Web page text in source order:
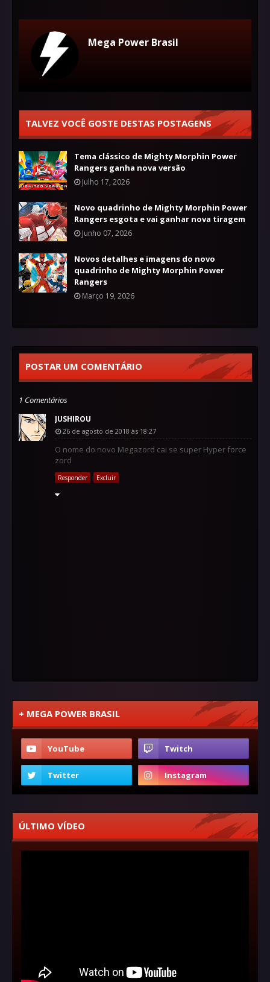
Mega Power Brasil
TALVEZ VOCÊ GOSTE DESTAS POSTAGENS
Tema clássico de Mighty Morphin Power
Rangers ganha nova versão
Julho 17, 2026
Novo quadrinho de Mighty Morphin Power
Rangers esgota e vai ganhar nova tiragem
Junho 07, 2026
Novos detalhes e imagens do novo
quadrinho de Mighty Morphin Power
Rangers
Março 19, 2026
POSTAR UM COMENTÁRIO
1 Comentários
JUSHIROU
26 de agosto de 2018 às 18:27
O nome do novo Megazord cai se super Hyper force
zord
Responder Excluir
+ MEGA POWER BRASIL
ÚLTIMO VÍDEO